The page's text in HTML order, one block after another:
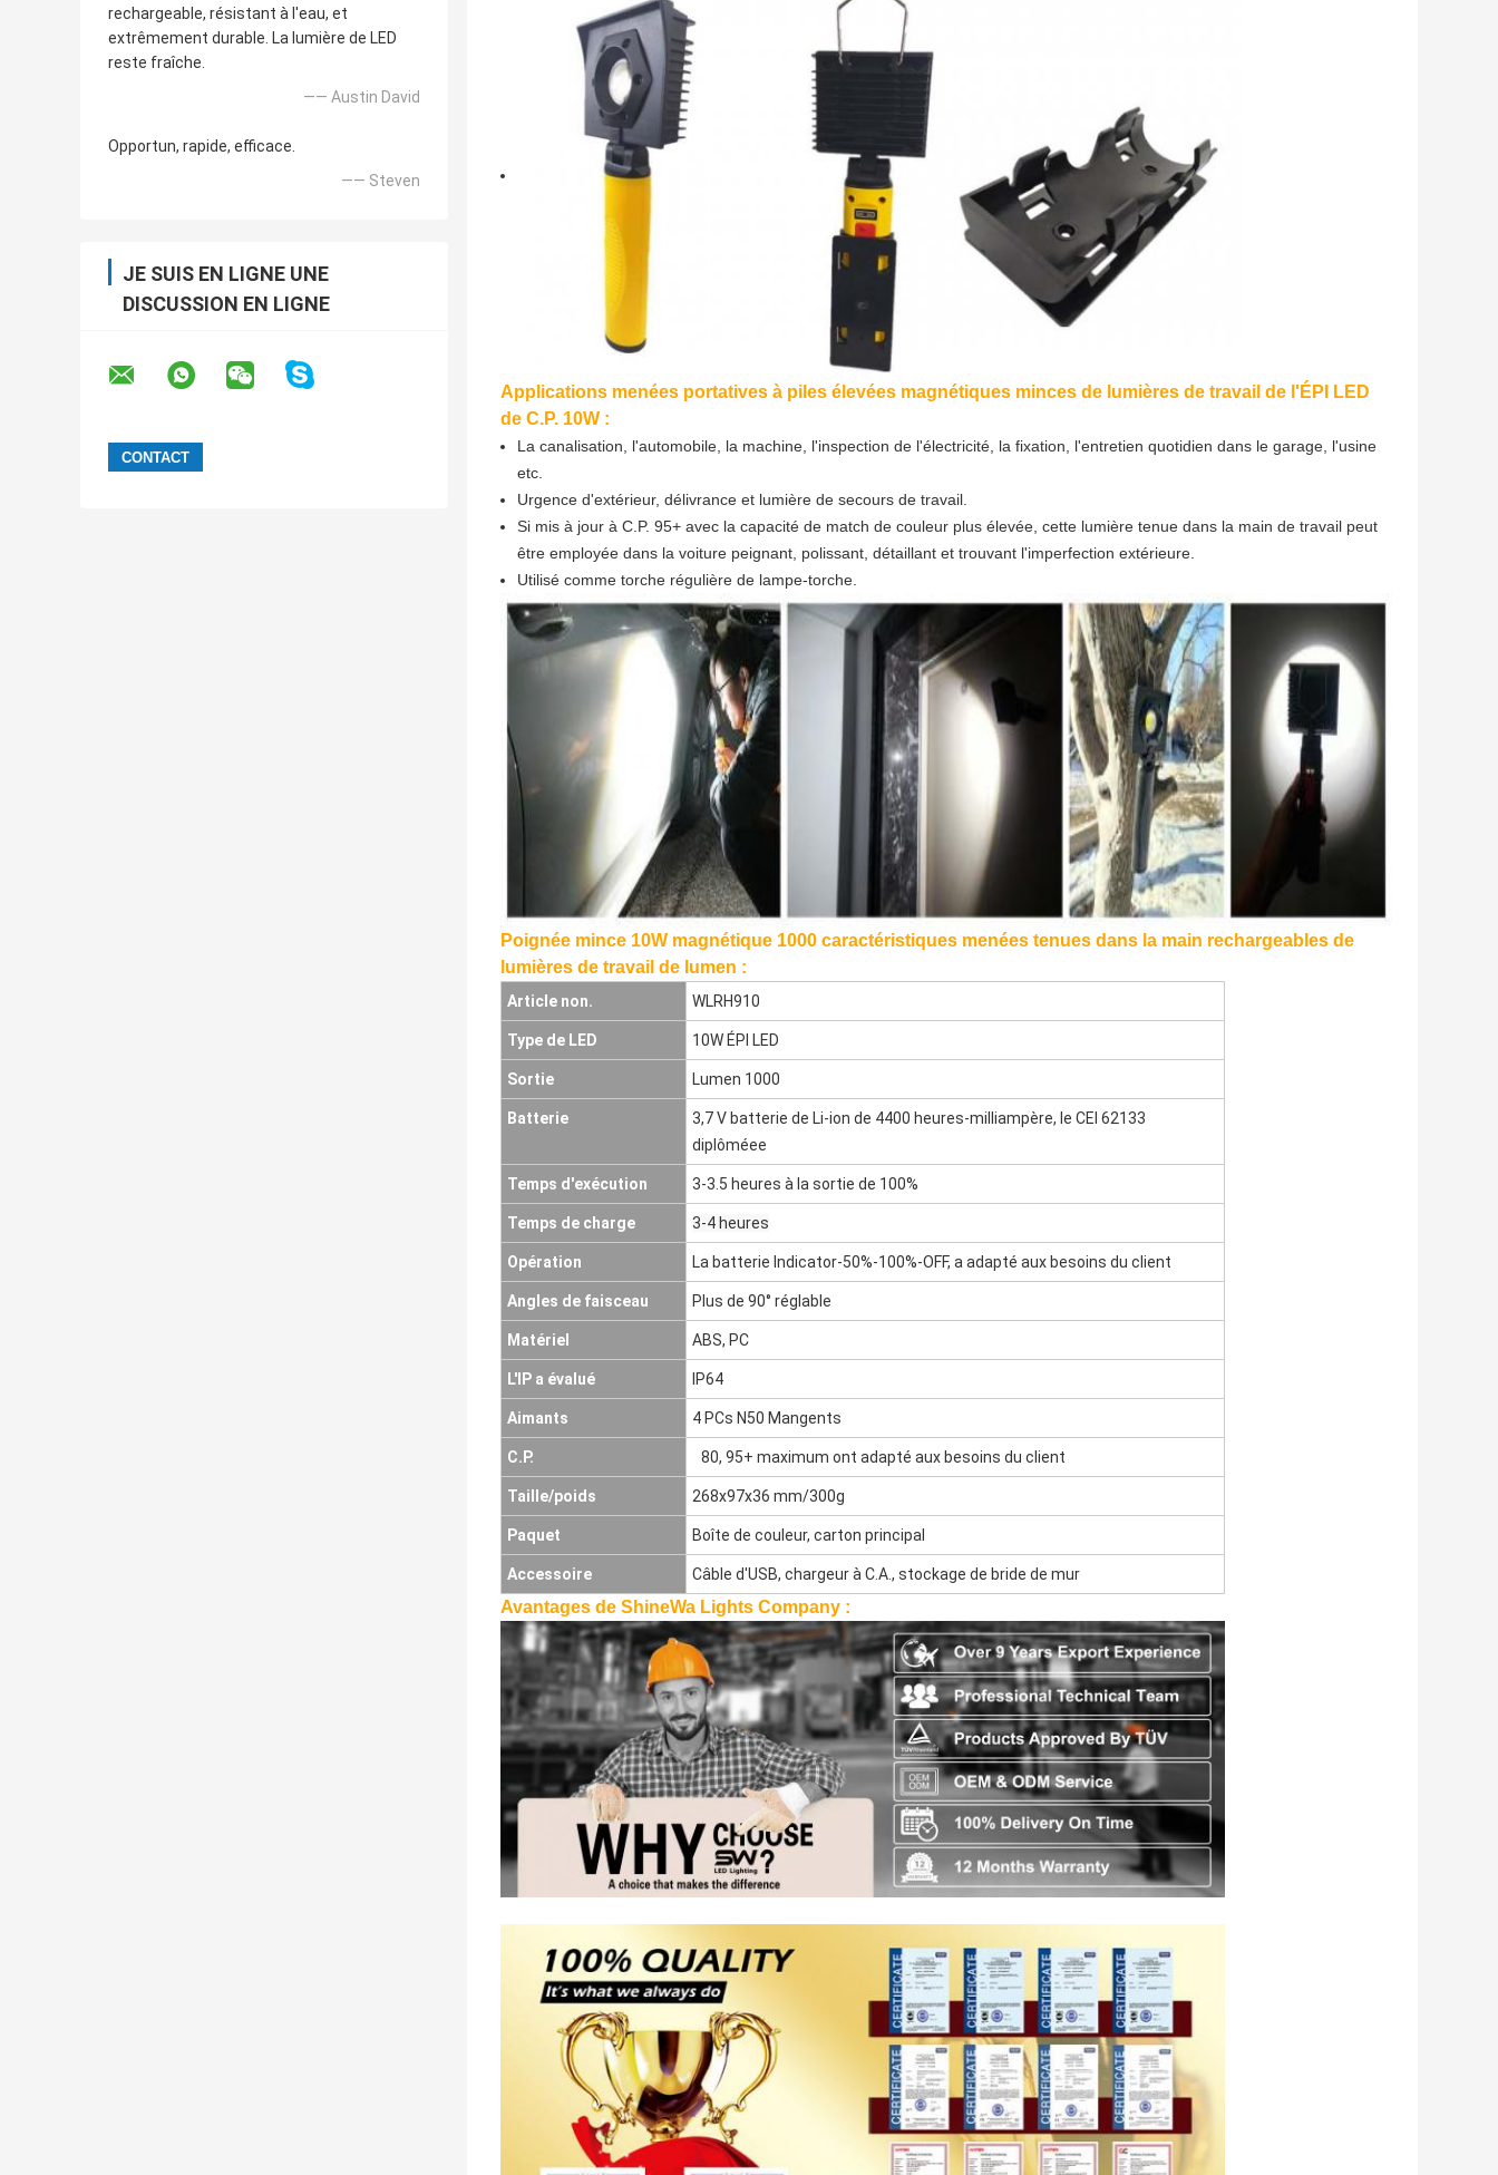
rechargeable, résistant à l'eau, et
extrêmement durable. La lumière de LED
reste fraîche.
—— Austin David
Opportun, rapide, efficace.
—— Steven
JE SUIS EN LIGNE UNE
DISCUSSION EN LIGNE
Applications menées portatives à piles élevées magnétiques minces de lumières de travail de l'ÉPI LED
de C.P. 10W :
La canalisation, l'automobile, la machine, l'inspection de l'électricité, la fixation, l'entretien quotidien dans le garage, l'usine
etc.
Urgence d'extérieur, délivrance et lumière de secours de travail.
Si mis à jour à C.P. 95+ avec la capacité de match de couleur plus élevée, cette lumière tenue dans la main de travail peut
être employée dans la voiture peignant, polissant, détaillant et trouvant l'imperfection extérieure.
Utilisé comme torche régulière de lampe-torche.
Poignée mince 10W magnétique 1000 caractéristiques menées tenues dans la main rechargeables de
lumières de travail de lumen :
Article non. WLRH910
Type de LED 10W ÉPI LED
Sortie Lumen 1000
Batterie
3,7 V batterie de Li-ion de 4400 heures-milliampère, le CEI 62133
diplôméee
Temps d'exécution 3-3.5 heures à la sortie de 100%
Temps de charge 3-4 heures
Opération La batterie Indicator-50%-100%-OFF, a adapté aux besoins du client
Angles de faisceau Plus de 90° réglable
Matériel ABS, PC
L'IP a évalué IP64
Aimants 4 PCs N50 Mangents
C.P. 80, 95+ maximum ont adapté aux besoins du client
Taille/poids 268x97x36 mm/300g
Paquet Boîte de couleur, carton principal
Accessoire Câble d'USB, chargeur à C.A., stockage de bride de mur
Avantages de ShineWa Lights Company :